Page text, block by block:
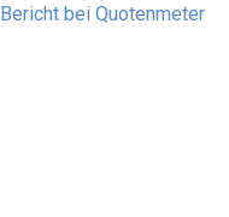
Bericht bei Quotenmeter